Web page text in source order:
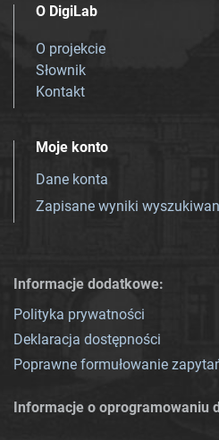
O DigiLab
O projekcie
Słownik
Kontakt
Moje konto
Dane konta
Zapisane wyniki
Informacje dodatkowe:
Polityka prywatności
Deklaracja dostępności
Poprawne formułowanie
Informacje o oprogramowaniu